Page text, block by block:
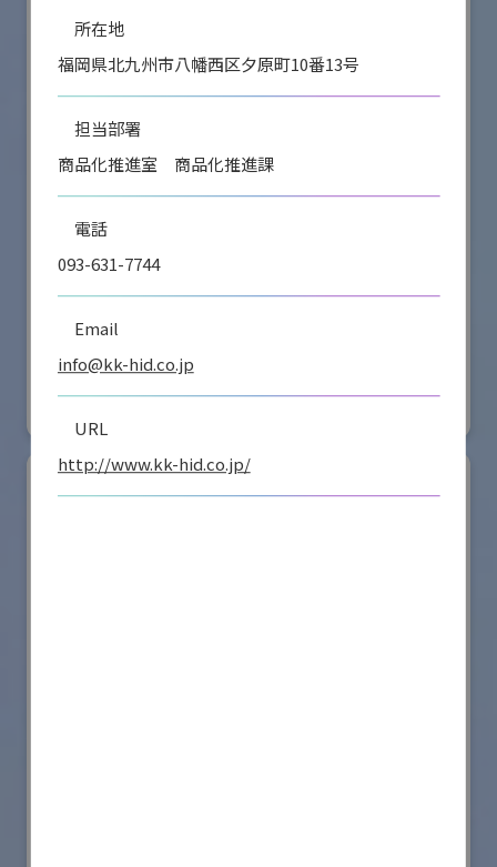
所在地
福岡県北九州市八幡西区夕原町10番13号
担当部署
商品化推進室 商品化推進課
電話
093-631-7744
Email
info@kk-hid.co.jp
URL
http://www.kk-hid.co.jp/
株式会社ケーメックスONE
国際ロボット展
#スマートプロダクションロボット